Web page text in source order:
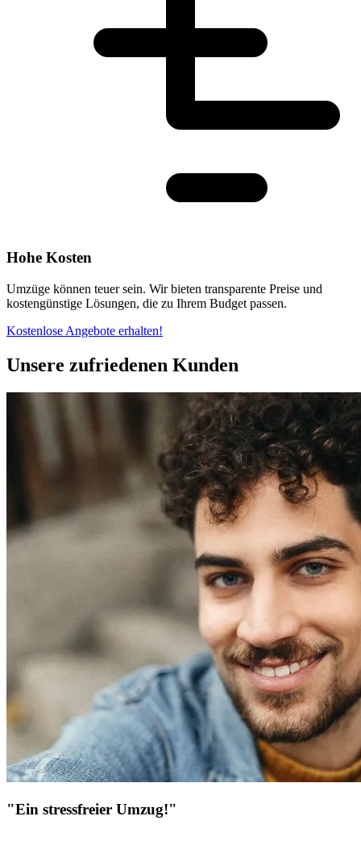
Hohe Kosten
Umzüge können teuer sein. Wir bieten transparente Preise und
kostengünstige Lösungen, die zu Ihrem Budget passen.
Kostenlose Angebote erhalten!
Unsere zufriedenen Kunden
"Ein stressfreier Umzug!"